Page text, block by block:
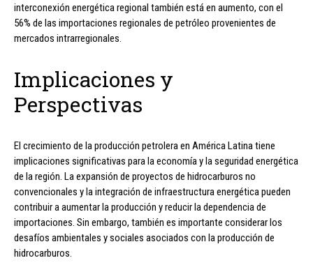
interconexión energética regional también está en aumento, con el
56% de las importaciones regionales de petróleo provenientes de
mercados intrarregionales.
Implicaciones y
Perspectivas
El crecimiento de la producción petrolera en América Latina tiene
implicaciones significativas para la economía y la seguridad energética
de la región. La expansión de proyectos de hidrocarburos no
convencionales y la integración de infraestructura energética pueden
contribuir a aumentar la producción y reducir la dependencia de
importaciones. Sin embargo, también es importante considerar los
desafíos ambientales y sociales asociados con la producción de
hidrocarburos.